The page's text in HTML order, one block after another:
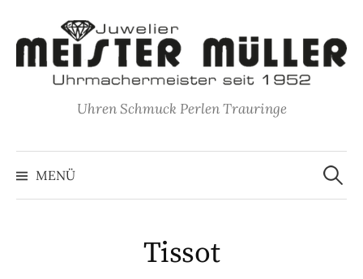
Inhalt
Uhren Schmuck Perlen Trauringe
MENÜ
Suchen
nach:
Tissot